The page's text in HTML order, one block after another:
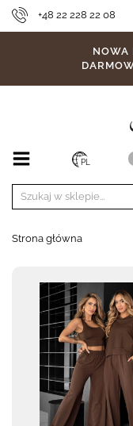
+48 22 228 22 08
NOWA
PL
Strona główna